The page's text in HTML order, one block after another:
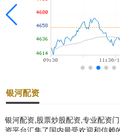
银河配资
银河配资,股票炒股配资,专业配资
资平台汇集了国内最受欢迎和信赖